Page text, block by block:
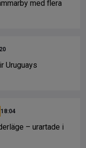
med flera
Uruguays
18:04
– urartade i